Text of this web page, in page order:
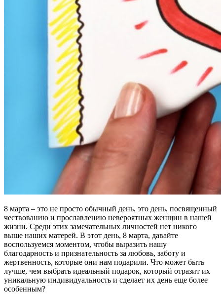
8 марта – это не просто обычный день, это день, посвященный
чествованию и прославлению невероятных женщин в нашей
жизни. Среди этих замечательных личностей нет никого
выше наших матерей. В этот день, 8 марта, давайте
воспользуемся моментом, чтобы выразить нашу
благодарность и признательность за любовь, заботу и
жертвенность, которые они нам подарили. Что может быть
лучше, чем выбрать идеальный подарок, который отразит их
уникальную индивидуальность и сделает их день еще более
особенным?